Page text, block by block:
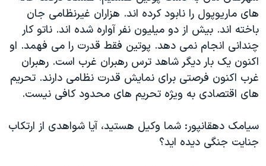
های ماریوپول را نابود کرده اند. هزاران غیرنظامی جان
باخته اند. بیش از دو میلیون نفر آواره شده اند. ناتو کار
چندانی انجام نمی دهد. پوتین فقط قدرت را می فهمد. او
اکنون یک بار دیگر شاهد ترس رهبران غرب است. رهبران
غرب اکنون فرصتی برای نمایش قدرت نظامی دارند. تحریم
های اقتصادی به ویژه تحریم های محدود کافی نیست.
سیامک دهقانپور: شما وکیل هستید، آیا شواهدی از ارتکاب
جنایت جنگی دیده اید؟